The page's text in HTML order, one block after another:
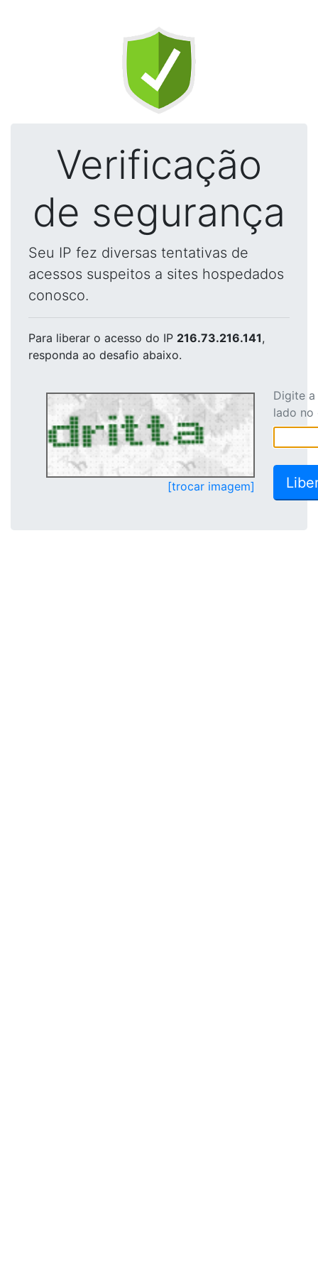
Verificação
de segurança
Seu IP fez diversas tentativas de
acessos suspeitos a sites hospedados
conosco.
Para liberar o acesso do IP 216.73.216.141,
responda ao desafio abaixo.
[trocar imagem]
Digite
lado no